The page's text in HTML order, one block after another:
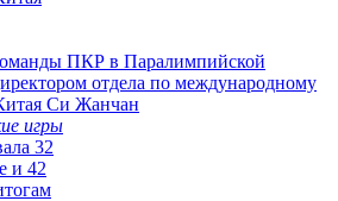
ПКР в Паралимпийской
отдела по международному
Си Жанчан
игры